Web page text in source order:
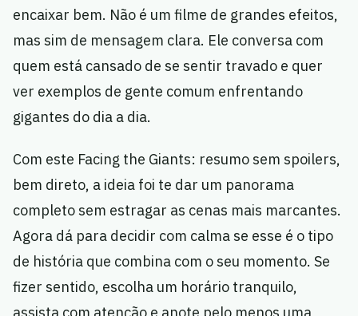
encaixar bem. Não é um filme de grandes efeitos,
mas sim de mensagem clara. Ele conversa com
quem está cansado de se sentir travado e quer
ver exemplos de gente comum enfrentando
gigantes do dia a dia.
Com este Facing the Giants: resumo sem spoilers,
bem direto, a ideia foi te dar um panorama
completo sem estragar as cenas mais marcantes.
Agora dá para decidir com calma se esse é o tipo
de história que combina com o seu momento. Se
fizer sentido, escolha um horário tranquilo,